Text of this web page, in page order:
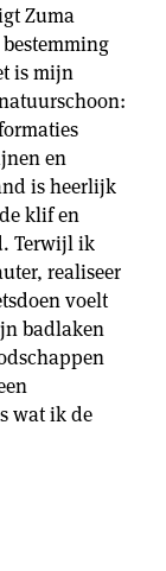
Zuma
is mijn
en
is heerlijk
klif en
Terwijl ik
realiseer
voelt
badlaken
wat ik de